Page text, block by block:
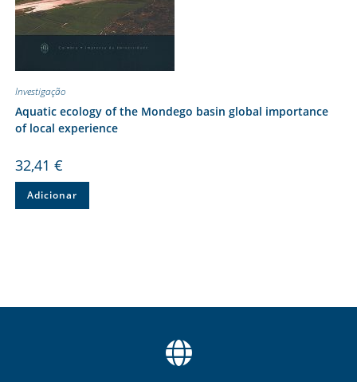
Investigação
Aquatic ecology of the Mondego basin global importance
of local experience
32,41 €
Adicionar